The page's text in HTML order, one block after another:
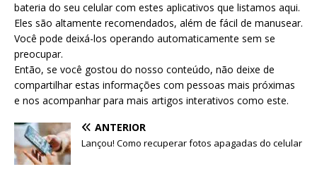
bateria do seu celular com estes aplicativos que listamos aqui.
Eles são altamente recomendados, além de fácil de manusear.
Você pode deixá-los operando automaticamente sem se
preocupar.
Então, se você gostou do nosso conteúdo, não deixe de
compartilhar estas informações com pessoas mais próximas
e nos acompanhar para mais artigos interativos como este.
ANTERIOR
Lançou! Como recuperar fotos apagadas do celular